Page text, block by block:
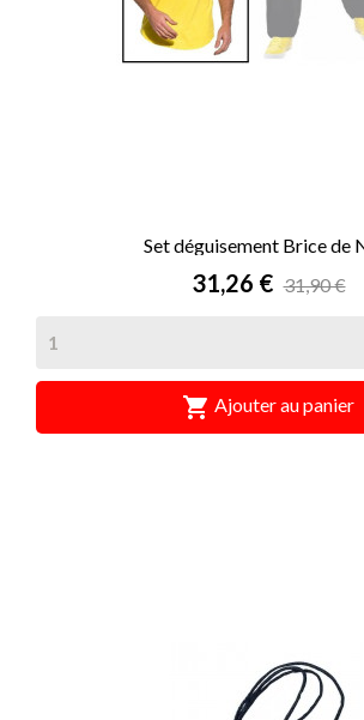
Set déguisement Brice de
Prix
31,26 € 31,90 €
 Ajouter au panier